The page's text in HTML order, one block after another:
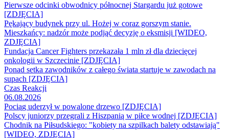
Pierwsze odcinki obwodnicy północnej Stargardu już gotowe
[ZDJĘCIA]
Pękający budynek przy ul. Hożej w coraz gorszym stanie.
Mieszkańcy: nadzór może podjąć decyzję o eksmisji [WIDEO,
ZDJĘCIA]
Fundacja Cancer Fighters przekazała 1 mln zł dla dziecięcej
onkologii w Szczecinie [ZDJĘCIA]
Ponad setka zawodników z całego świata startuje w zawodach na
supach [ZDJĘCIA]
Czas Reakcji
06.08.2026
Pociąg uderzył w powalone drzewo [ZDJĘCIA]
Polscy juniorzy przegrali z Hiszpanią w piłce wodnej [ZDJĘCIA]
Chodnik na Piłsudskiego: "kobiety na szpilkach balety odstawiają"
[WIDEO, ZDJĘCIA]